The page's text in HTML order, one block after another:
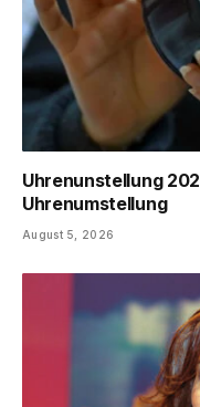
Uhrenunstellung
Uhrenumstellung
August 5, 2026